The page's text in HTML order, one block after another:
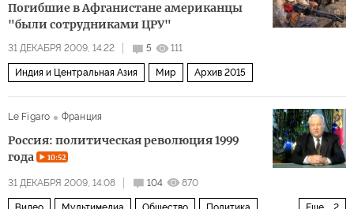
Погибшие в Афганистане американцы
"были сотрудниками ЦРУ"
31 ДЕКАБРЯ 2009, 14:22 5 111
Индия и Центральная Азия Мир Архив 2015
Le Figaro Франция
Россия: политическая революция 1999
года
10:52
31 ДЕКАБРЯ 2009, 14:08 104 870